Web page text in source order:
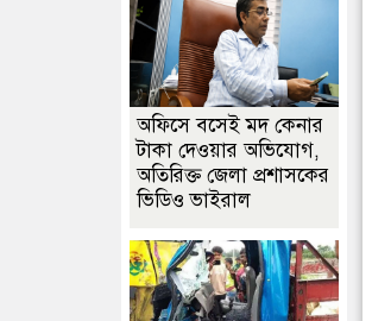
অফিসে বসেই মদ কেনার
টাকা দেওয়ার অভিযোগ,
অতিরিক্ত জেলা প্রশাসকের
ভিডিও ভাইরাল